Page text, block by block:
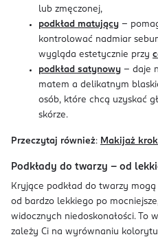
lub zmęczonej,
podkład matujący –
kontrolować nadmiar
wygląda estetycznie przy
podkład satynowy – daje
matem a delikatnym
osób, które chcą uzyskać
skórze.
Przeczytaj również: Makijaż
Podkłady do twarzy – od
Kryjące podkład do twarzy
od bardzo lekkiego po
widocznych niedoskonałości. To
zależy Ci na wyrównaniu